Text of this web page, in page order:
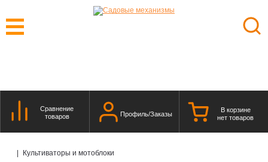
Сравнение
товаров
Профиль/Заказы
В корзине
нет товаров
| Культиваторы и мотоблоки